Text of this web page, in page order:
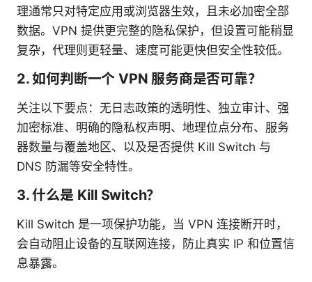
理通常只对特定应用或浏览器生效，且未必加密全部
数据。VPN 提供更完整的隐私保护，但设置可能稍显
复杂，代理则更轻量、速度可能更快但安全性较低。
2. 如何判断一个 VPN 服务商是否可靠？
关注以下要点：无日志政策的透明性、独立审计、强
加密标准、明确的隐私权声明、地理位点分布、服务
器数量与覆盖地区、以及是否提供 Kill Switch 与
DNS 防漏等安全特性。
3. 什么是 Kill Switch？
Kill Switch 是一项保护功能，当 VPN 连接断开时，
会自动阻止设备的互联网连接，防止真实 IP 和位置信
息暴露。